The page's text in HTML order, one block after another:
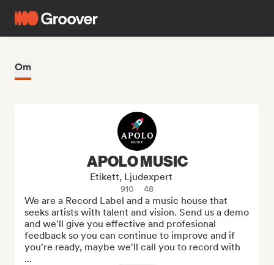
Om
APOLO MUSIC
Etikett, Ljudexpert
910 48
We are a Record Label and a music house that
seeks artists with talent and vision. Send us a demo
and we'll give you effective and profesional
feedback so you can continue to improve and if
you're ready, maybe we'll call you to record with
...